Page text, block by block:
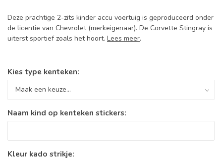
Deze prachtige 2-zits kinder accu voertuig is geproduceerd onder
de licentie van Chevrolet (merkeigenaar). De Corvette Stingray is
uiterst sportief zoals het hoort. Lees meer.
Kies type kenteken:
Naam kind op kenteken stickers:
Kleur kado strikje: